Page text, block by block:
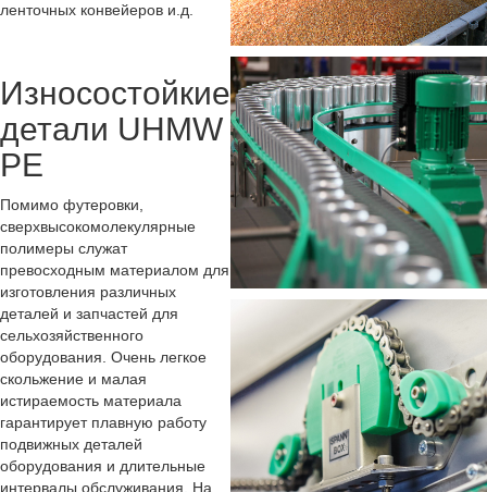
ленточных конвейеров и.д.
Износостойкие
детали UHMW
PE
Помимо футеровки,
сверхвысокомолекулярные
полимеры служат
превосходным материалом для
изготовления различных
деталей и запчастей для
сельхозяйственного
оборудования. Очень легкое
скольжение и малая
истираемость материала
гарантирует плавную работу
подвижных деталей
оборудования и длительные
интервалы обслуживания. На